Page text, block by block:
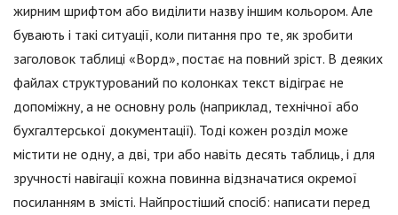
жирним шрифтом або виділити назву іншим кольором. Але
бувають і такі ситуації, коли питання про те, як зробити
заголовок таблиці «Ворд», постає на повний зріст. В деяких
файлах структурований по колонках текст відіграє не
допоміжну, а не основну роль (наприклад, технічної або
бухгалтерської документації). Тоді кожен розділ може
містити не одну, а дві, три або навіть десять таблиць, і для
зручності навігації кожна повинна відзначатися окремої
посиланням в змісті. Найпростіший спосіб: написати перед